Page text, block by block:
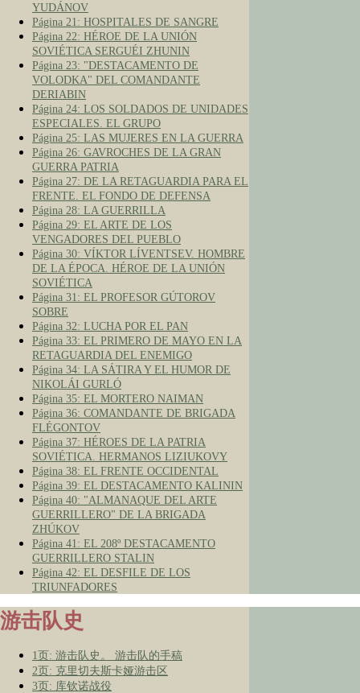
YUDÁNOV
Página 21: HOSPITALES DE SANGRE
Página 22: HÉROE DE LA UNIÓN
SOVIÉTICA SERGUÉI ZHUNIN
Página 23: "DESTACAMENTO DE
VOLODKA" DEL COMANDANTE
DERIABIN
Página 24: LOS SOLDADOS DE UNIDADES
ESPECIALES. EL GRUPO
Página 25: LAS MUJERES EN LA GUERRA
Página 26: GAVROCHES DE LA GRAN
GUERRA PATRIA
Página 27: DE LA RETAGUARDIA PARA EL
FRENTE. EL FONDO DE DEFENSA
Página 28: LA GUERRILLA
Página 29: EL ARTE DE LOS
VENGADORES DEL PUEBLO
Página 30: VÍKTOR LÍVENTSEV. HOMBRE
DE LA ÉPOCA. HÉROE DE LA UNIÓN
SOVIÉTICA
Página 31: EL PROFESOR GÚTOROV
SOBRE
Página 32: LUCHA POR EL PAN
Página 33: EL PRIMERO DE MAYO EN LA
RETAGUARDIA DEL ENEMIGO
Página 34: LA SÁTIRA Y EL HUMOR DE
NIKOLÁI GURLÓ
Página 35: EL MORTERO NAIMAN
Página 36: COMANDANTE DE BRIGADA
FLÉGONTOV
Página 37: HÉROES DE LA PATRIA
SOVIÉTICA. HERMANOS LIZIUKOVY
Página 38: EL FRENTE OCCIDENTAL
Página 39: EL DESTACAMENTO KALININ
Página 40: "ALMANAQUE DEL ARTE
GUERRILLERO" DE LA BRIGADA
ZHÚKOV
Página 41: EL 208º DESTACAMENTO
GUERRILLERO STALIN
Página 42: EL DESFILE DE LOS
TRIUNFADORES
游击队史
1页: 游击队史。 游击队的手稿
2页: 克里切夫斯卡娅游击区
3页: 库钦诺战役